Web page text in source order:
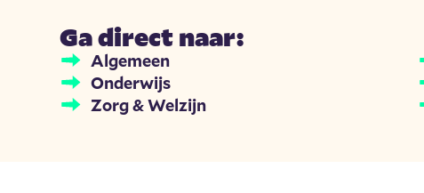
Ga direct naar:
Algemeen
Onderwijs
Zorg & Welzijn